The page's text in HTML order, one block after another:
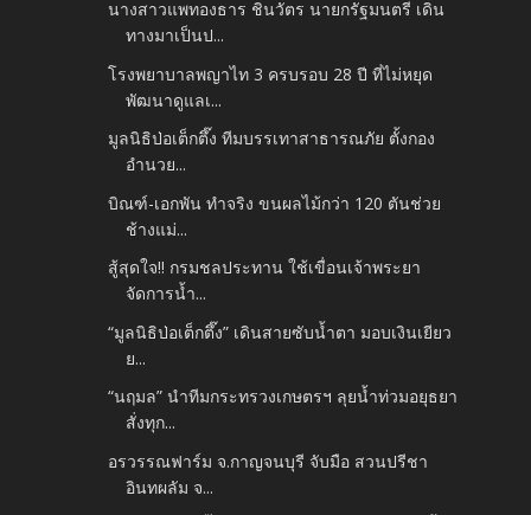
นางสาวแพทองธาร ชินวัตร นายกรัฐมนตรี เดิน
ทางมาเป็นป...
โรงพยาบาลพญาไท 3 ครบรอบ 28 ปี ที่ไม่หยุด
พัฒนาดูแลเ...
มูลนิธิป่อเต็กตึ๊ง ทีมบรรเทาสาธารณภัย ตั้งกอง
อำนวย...
บิณฑ์-เอกพัน ทำจริง ขนผลไม้กว่า 120 ตันช่วย
ช้างแม่...
สู้สุดใจ!! กรมชลประทาน ใช้เขื่อนเจ้าพระยา
จัดการน้ำ...
“มูลนิธิป่อเต็กตึ๊ง” เดินสายซับน้ำตา มอบเงินเยียว
ย...
“นฤมล” นำทีมกระทรวงเกษตรฯ ลุยน้ำท่วมอยุธยา
สั่งทุก...
อรวรรณฟาร์ม จ.กาญจนบุรี จับมือ สวนปรีชา
อินทผลัม จ...